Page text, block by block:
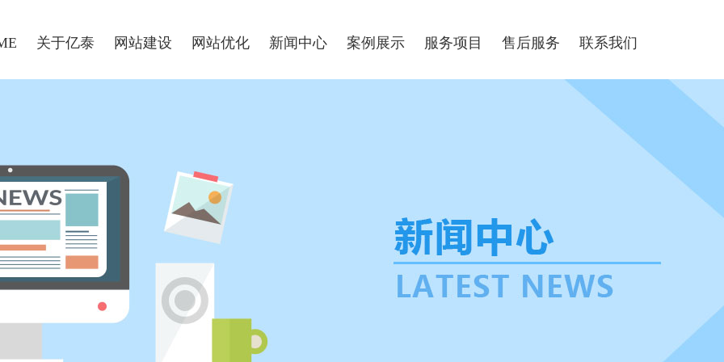
关于亿泰 网站建设 网站优化 新闻中心 案例展示 服务项目 售后服务 联系我们